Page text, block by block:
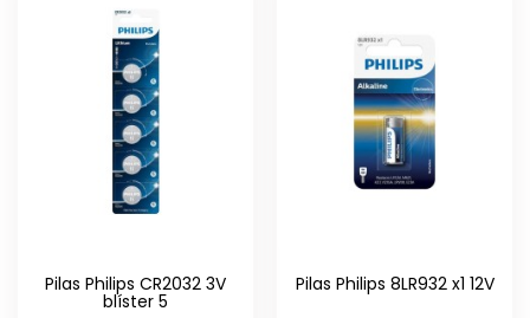
Pilas Philips CR2032 3V
blíster 5
Pilas Philips 8LR932 x1 12V